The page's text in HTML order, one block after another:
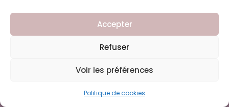
Accepter
Refuser
Voir les préférences
Politique de cookies
Livraison gratuite en point relais à partir de 55€
"LA MAGIE DES LIVRES, PARTAGÉE AVEC TOI" — COPYRIGHT-
2025 — ECLAT D'ENCRE